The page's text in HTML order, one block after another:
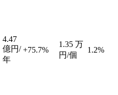
4.47
億円/
年
+75.7%
1.35 万
円/個
1.2%